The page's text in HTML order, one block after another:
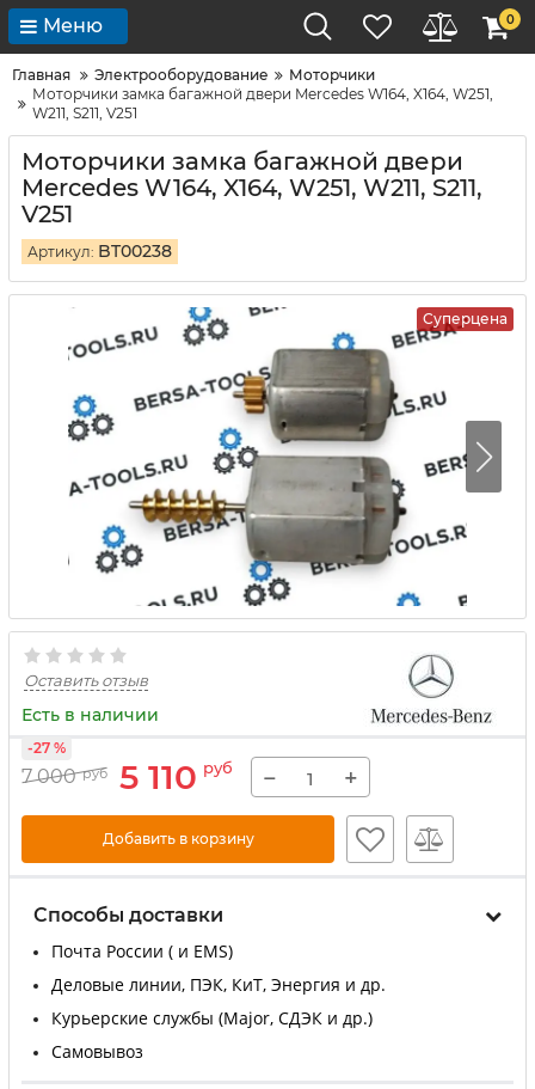
Меню 0
Главная Электрооборудование
Моторчики
Моторчики замка багажной двери Mercedes W164, X164, W251,
W211, S211, V251
Моторчики замка багажной двери
Mercedes W164, X164, W251, W211, S211,
V251
Артикул: BT00238
Суперцена
Оставить отзыв
Есть в наличии
7 000 руб 5 110 руб
-27 %
− +
Добавить в корзину
Способы доставки
Почта России ( и EMS)
Деловые линии, ПЭК, КиТ, Энергия и др.
Курьерские службы (Major, СДЭК и др.)
Самовывоз